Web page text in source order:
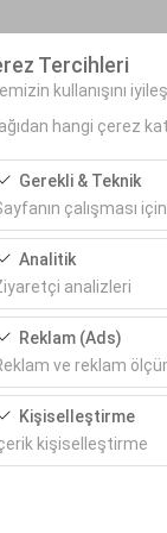
Tercihleri
kullanışını
hangi çerez
Gerekli & Teknik
çalışması
çerezler sitenin
Analitik
analizleri
çerezler, sitemizin
sağlar. Bu
Reklam (Ads)
ve reklam
çerezler, size ilgi
(gösterim
Kişiselleştirme
kişiselleştirme
deneyiminizin
(AYT) Türkiye
bırakacağım